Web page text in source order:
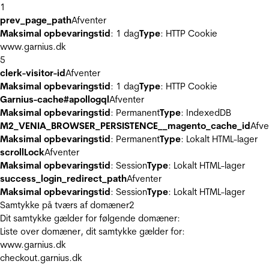
1
prev_page_pathAfventer
Maksimal opbevaringstid: 1 dagType: HTTP Cookie
www.garnius.dk
5
clerk-visitor-idAfventer
Maksimal opbevaringstid: 1 dagType: HTTP Cookie
Garnius-cache#apollogqlAfventer
Maksimal opbevaringstid: PermanentType: IndexedDB
M2_VENIA_BROWSER_PERSISTENCE__magento_cache_id
Maksimal opbevaringstid: PermanentType: Lokalt HTML-lager
scrollLockAfventer
Maksimal opbevaringstid: SessionType: Lokalt HTML-lager
success_login_redirect_pathAfventer
Maksimal opbevaringstid: SessionType: Lokalt HTML-lager
Samtykke på tværs af domæner2
Dit samtykke gælder for følgende domæner:
Liste over domæner, dit samtykke gælder for:
www.garnius.dk
checkout.garnius.dk